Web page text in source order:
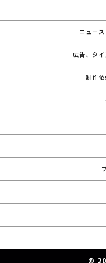
ニュー
広告、タ
制作
©